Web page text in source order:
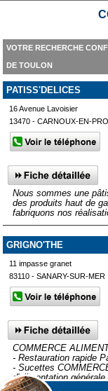
VOTRE RECHERCHE
DE TOULON
PATISS'DELICES
16 Avenue Lavoisier
13470 - CARNOUX-EN-
Nous sommes une
des produits haut de
fabriquons nos
GRIGNO'THE
11 impasse granet
83110 - SANARY-SUR-MER
COMMERCE
- Restauration rapide
- Sucettes
d'alimentation